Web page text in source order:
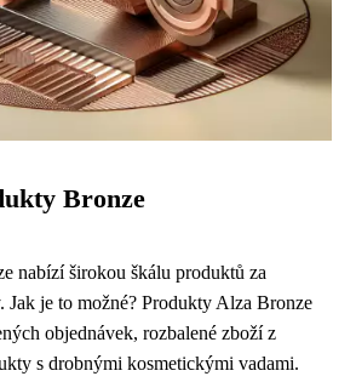
Bronze
nabízí širokou škálu produktů za
Jak je to možné? Produkty Alza Bronze
objednávek, rozbalené zboží z
s drobnými kosmetickými vadami.